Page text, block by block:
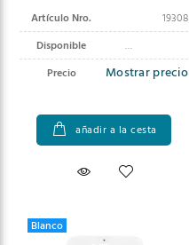
Artículo Nro.
19308
Disponible
Precio
Mostrar precio
añadir a la cesta
Blanco